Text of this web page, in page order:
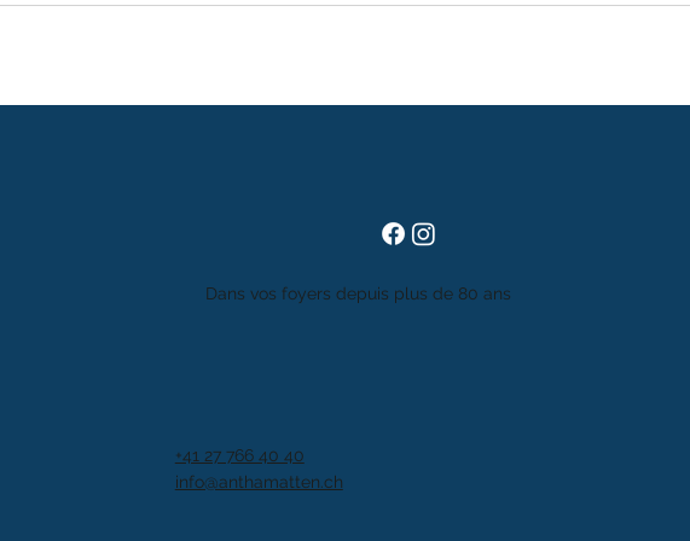
Dans vos foyers depuis plus de 80 ans
+41 27 766 40 40
info@anthamatten.ch